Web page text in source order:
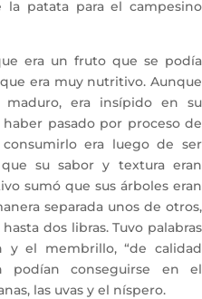
la patata para el campesino
era un fruto que se podía
era muy nutritivo. Aunque
maduro, era insípido en su
pasado por proceso de
era luego de ser
su sabor y textura eran
sumó que sus árboles eran
separada unos de otros,
dos libras. Tuvo palabras
y el membrillo, “de calidad
podían conseguirse en el
las uvas y el níspero.